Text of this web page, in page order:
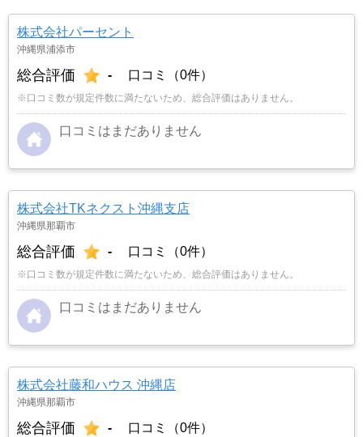
株式会社パーセント
沖縄県浦添市
総合評価 - 口コミ（0件）
※口コミ数が規定件数に満たないため、総合評価はありません。
口コミはまだありません
株式会社TKネクスト沖縄支店
沖縄県那覇市
総合評価 - 口コミ（0件）
※口コミ数が規定件数に満たないため、総合評価はありません。
口コミはまだありません
株式会社藤和ハウス 沖縄店
沖縄県那覇市
総合評価 - 口コミ（0件）